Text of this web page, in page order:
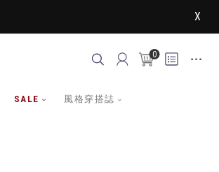
X
0
SALE 風格穿搭誌